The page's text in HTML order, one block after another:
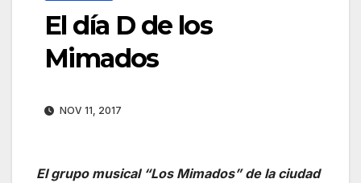
El día D de los
Mimados
NOV 11, 2017
El grupo musical “Los Mimados” de la ciudad